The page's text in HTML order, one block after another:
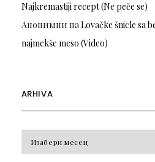
Najkremastiji recept (Ne peče se)
Анонимни наLovačke šnicle sa
najmekše meso (Video)
ARHIVA